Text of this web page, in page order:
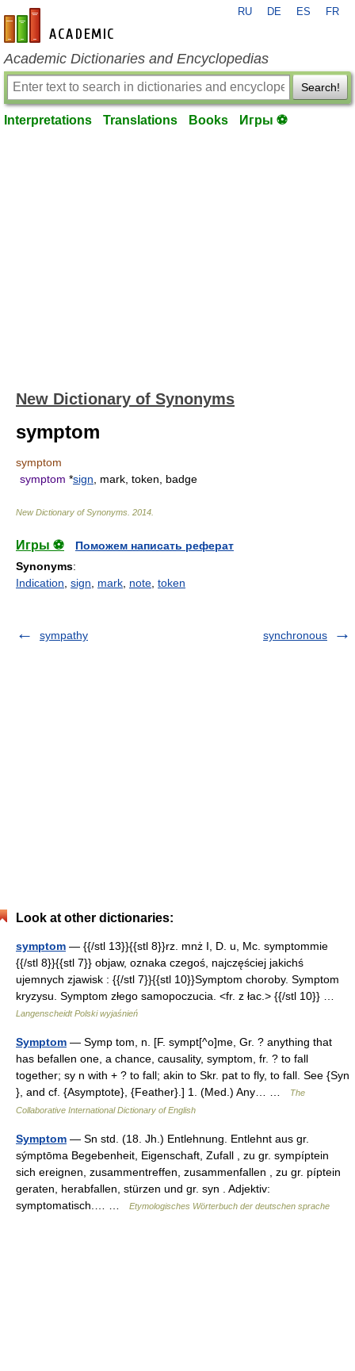
en-academic.com
RU DE ES FR
Academic Dictionaries and Encyclopedias
Search!
Interpretations Translations Books Игры ⚽
New Dictionary of Synonyms
symptom
symptom
symptom *sign , mark, token, badge
New Dictionary of Synonyms 2014
Игры ⚽
Поможем написать реферат
Synonyms:
Indication sign mark note token
sympathy synchronous
Look at other dictionaries:
symptom — {{/stl 13}}{{stl 8}}rz. mnż I, D. u, Mc. symptommie
{{/stl 8}}{{stl 7}} objaw, oznaka czegoś, najczęściej jakichś
ujemnych zjawisk : {{/stl 7}}{{stl 10}}Symptom choroby. Symptom
kryzysu. Symptom złego samopoczucia. <fr. z łac.> {{/stl 10}} …
Langenscheidt Polski wyjaśnień
Symptom — Symp tom, n. [F. sympt[^o]me, Gr. ? anything that
has befallen one, a chance, causality, symptom, fr. ? to fall
together; sy n with + ? to fall; akin to Skr. pat to fly, to fall. See {Syn
}, and cf. {Asymptote}, {Feather}.] 1. (Med.) Any… …
The
Collaborative International Dictionary of English
Symptom — Sn std. (18. Jh.) Entlehnung. Entlehnt aus gr.
sýmptōma Begebenheit, Eigenschaft, Zufall , zu gr. sympíptein
sich ereignen, zusammentreffen, zusammenfallen , zu gr. píptein
geraten, herabfallen, stürzen und gr. syn . Adjektiv:
symptomatisch.… …
Etymologisches Wörterbuch der deutschen sprache